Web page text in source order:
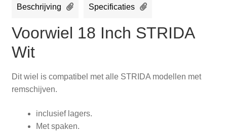
Beschrijving Specificaties
Voorwiel 18 Inch STRIDA
Wit
Dit wiel is compatibel met alle STRIDA modellen met
remschijven.
inclusief lagers.
Met spaken.